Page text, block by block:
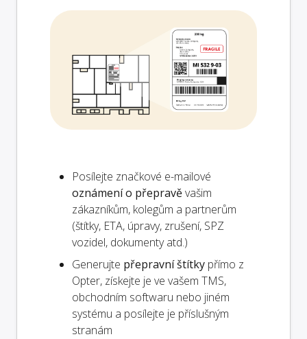
Posílejte značkové e-mailové
oznámení o přepravěvašim
zákazníkům, kolegům a partnerům
(štítky, ETA, úpravy, zrušení, SPZ
vozidel, dokumenty atd.)
Generujte přepravní štítky přímo z
Opter, získejte je ve vašem TMS,
obchodním softwaru nebo jiném
systému a posílejte je příslušným
stranám